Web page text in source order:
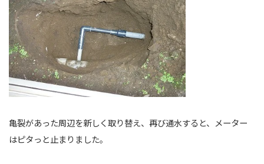
亀裂があった周辺を新しく取り替え、再び通水すると、メーター
はピタっと止まりました。